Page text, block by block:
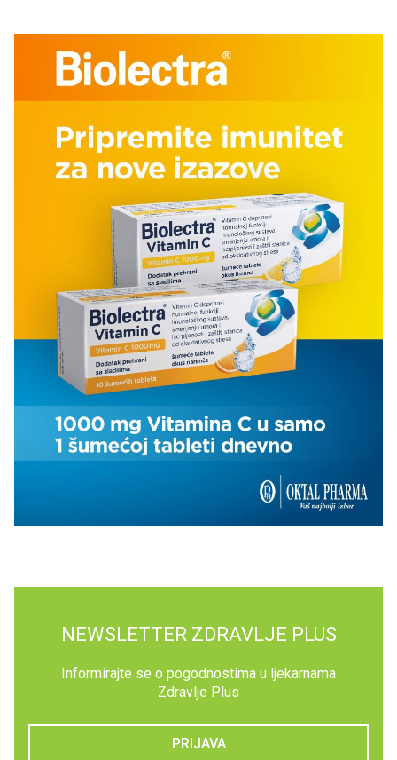
NEWSLETTER ZDRAVLJE PLUS
Informirajte se o pogodnostima u ljekarnama
Zdravlje Plus
PRIJAVA